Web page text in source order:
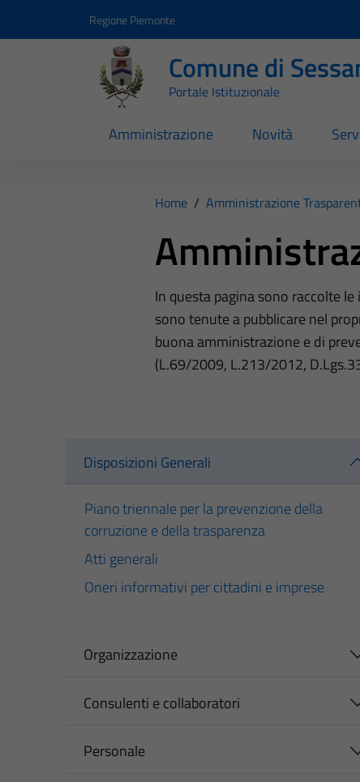
Regione Piemonte
Comune di
Portale Istituzionale
Amministrazione Novità
Home / Amministrazione
In questa pagina sono raccolte
sono tenute a pubblicare nel
buona amministrazione e di
(L.69/2009, L.213/2012,
Disposizioni Generali
Piano triennale per la prevenzione della
corruzione e della trasparenza
Atti generali
Oneri informativi per cittadini e imprese
Organizzazione
Consulenti e collaboratori
Personale